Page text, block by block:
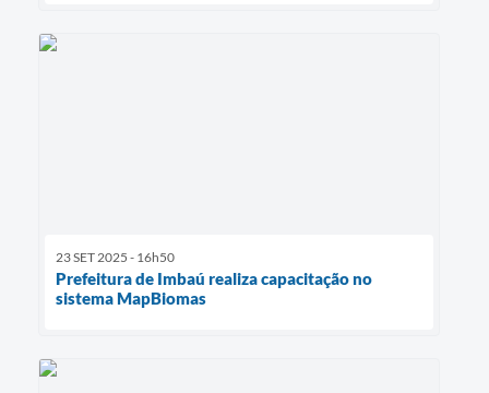
23 SET 2025 - 16h50
Prefeitura de Imbaú realiza capacitação no
sistema MapBiomas